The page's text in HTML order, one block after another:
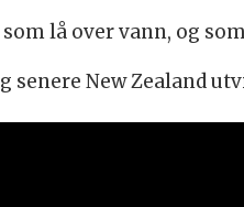
lå over vann, og
senere New Zealand